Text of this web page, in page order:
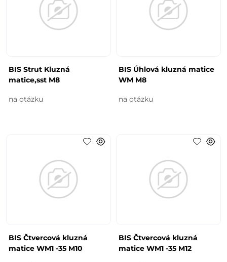
BIS Strut Kluzná
matice,sst M8
na otázku
BIS Úhlová kluzná matice
WM M8
na otázku
BIS Čtvercová kluzná
matice WM1 -35 M10
BIS Čtvercová kluzná
matice WM1 -35 M12